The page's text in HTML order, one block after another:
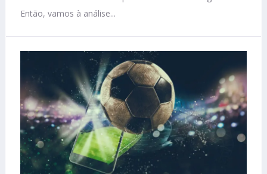
Então, vamos à análise...